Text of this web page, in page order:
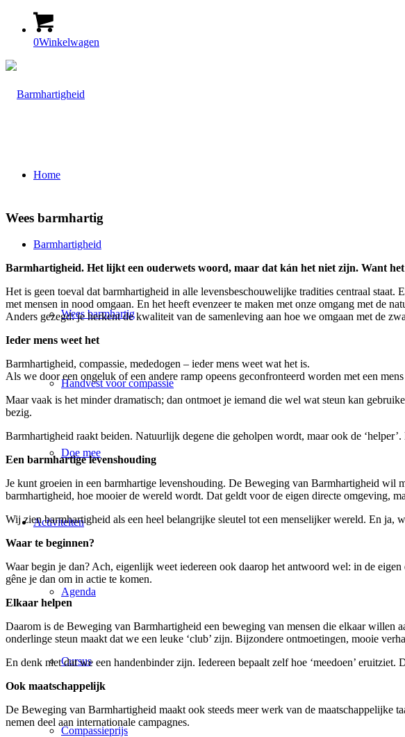
0Winkelwagen
Home
Barmhartigheid
Wees barmhartig
Handvest voor compassie
Doe mee
Activiteiten
Agenda
Cursus
Compassieprijs
Wees barmhartig
Barmhartigheid. Het lijkt een ouderwets woord, maar dat kán het niet zijn. Want
Het is geen toeval dat barmhartigheid in alle levensbeschouwelijke tradities centraal
met mensen in nood omgaan. En het heeft evenzeer te maken met onze omgang met de
Anders gezegd: je herkent de kwaliteit van de samenleving aan hoe we omgaan met de
Ieder mens weet het
Barmhartigheid, compassie, mededogen – ieder mens weet wat het is.
Als we door een ongeluk of een andere ramp opeens geconfronteerd worden met een
Maar vaak is het minder dramatisch; dan ontmoet je iemand die wel wat steun kan
bezig.
Barmhartigheid raakt beiden. Natuurlijk degene die geholpen wordt, maar ook de
Een barmhartige levenshouding
Je kunt groeien in een barmhartige levenshouding. De Beweging van Barmhartigheid wil
barmhartigheid, hoe mooier de wereld wordt. Dat geldt voor de eigen directe omgeving,
Wij zien barmhartigheid als een heel belangrijke sleutel tot een menselijker wereld. En ja,
Waar te beginnen?
Waar begin je dan? Ach, eigenlijk weet iedereen ook daarop het antwoord wel: in de
gêne je dan om in actie te komen.
Elkaar helpen
Daarom is de Beweging van Barmhartigheid een beweging van mensen die elkaar willen
onderlinge steun maakt dat we een leuke ‘club’ zijn. Bijzondere ontmoetingen, mooie
En denk niet dat we een handenbinder zijn. Iedereen bepaalt zelf hoe ‘meedoen’
Ook maatschappelijk
De Beweging van Barmhartigheid maakt ook steeds meer werk van de maatschappelijke
nemen deel aan internationale campagnes.